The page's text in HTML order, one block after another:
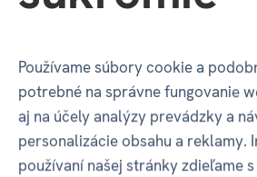
Váha balenia
GPSR - Výrobca
Název
Používame súbory cookie a
potrebné na správne fungovanie
aj na účely analýzy prevádzky a
personalizácie obsahu a reklamy.
používaní našej stránky zdieľame